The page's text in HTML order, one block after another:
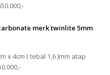
merk twinlite 5mm
x 4cm ( tebal 1,6 )mm atap